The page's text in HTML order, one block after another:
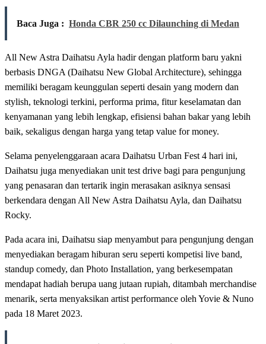
Baca Juga : Honda CBR 250 cc Dilaunching di Medan
All New Astra Daihatsu Ayla hadir dengan platform baru yakni
berbasis DNGA (Daihatsu New Global Architecture), sehingga
memiliki beragam keunggulan seperti desain yang modern dan
stylish, teknologi terkini, performa prima, fitur keselamatan dan
kenyamanan yang lebih lengkap, efisiensi bahan bakar yang lebih
baik, sekaligus dengan harga yang tetap value for money.
Selama penyelenggaraan acara Daihatsu Urban Fest 4 hari ini,
Daihatsu juga menyediakan unit test drive bagi para pengunjung
yang penasaran dan tertarik ingin merasakan asiknya sensasi
berkendara dengan All New Astra Daihatsu Ayla, dan Daihatsu
Rocky.
Pada acara ini, Daihatsu siap menyambut para pengunjung dengan
menyediakan beragam hiburan seru seperti kompetisi live band,
standup comedy, dan Photo Installation, yang berkesempatan
mendapat hadiah berupa uang jutaan rupiah, ditambah merchandise
menarik, serta menyaksikan artist performance oleh Yovie & Nuno
pada 18 Maret 2023.